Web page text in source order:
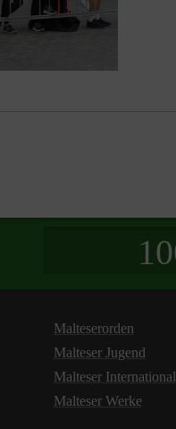
Malteserorden
Malteser Jugend
Malteser International
Malteser Werke